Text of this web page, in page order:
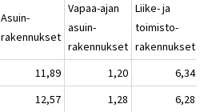
Asuin-
rakennukset
Vapaa-ajan
asuin-
rakennukset
Liike- ja
toimisto-
rakennukset
11,89 1,20
6,34
12,57 1,28
6,28